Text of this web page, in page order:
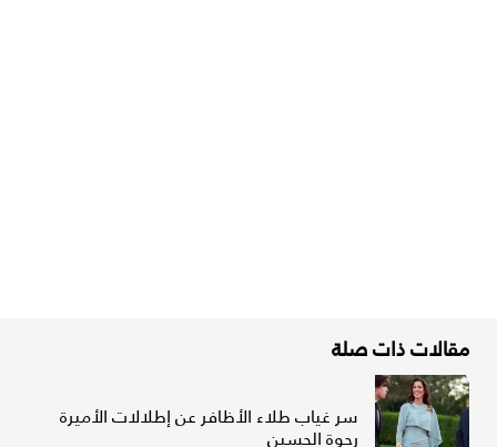
مقالات ذات صلة
سر غياب طلاء الأظافر عن إطلالات الأميرة
رجوة الحسين